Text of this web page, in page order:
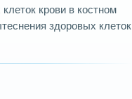
крови в костном
здоровых клеток